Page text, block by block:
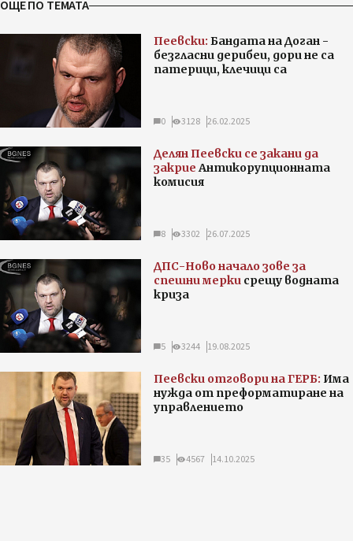
ОЩЕ ПО ТЕМАТА
Пеевски: Бандата на Доган -
безгласни дерибеи, дори не са
патерици, клечици са
0 3128 26.02.2025
Делян Пеевски се закани да
закриеАнтикорупционната
комисия
8 3302 26.07.2025
ДПС-Ново начало зове за
спешни мерки срещу водната
криза
5 3244 19.08.2025
Пеевски отговори на ГЕРБ: Има
нужда от преформатиране на
управлението
35 4567 14.10.2025